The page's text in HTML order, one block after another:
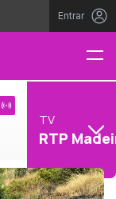
Entrar
TV
RTP